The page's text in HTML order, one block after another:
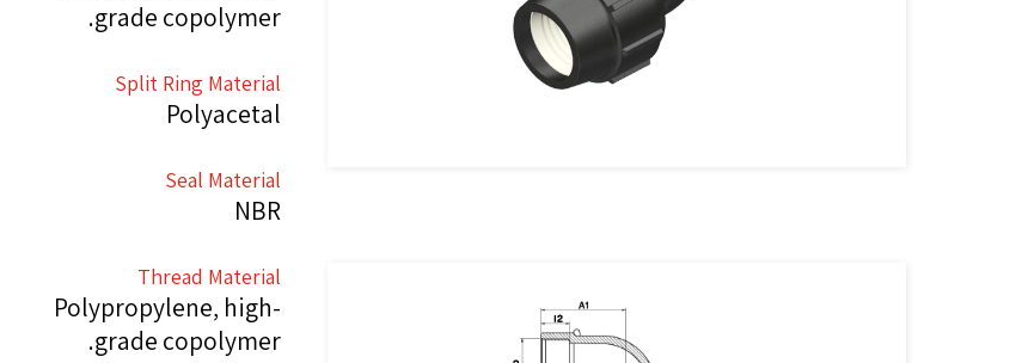
grade copolymer.
Split Ring Material
Polyacetal
Seal Material
NBR
Thread Material
Polypropylene, high-
grade copolymer.